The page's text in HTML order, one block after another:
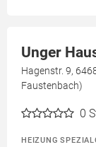
Unger
Hagenstr. 9,
Faustenbach)
0
HEIZUNG